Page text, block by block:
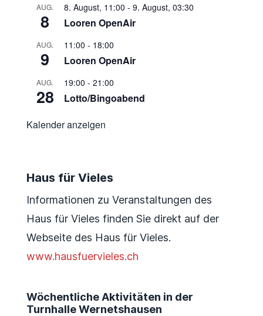
AUG.
8
8. August, 11:00 - 9. August, 03:30
Looren OpenAir
AUG.
9
11:00 - 18:00
Looren OpenAir
AUG.
28
19:00 - 21:00
Lotto/Bingoabend
Kalender anzeigen
Haus für Vieles
Informationen zu Veranstaltungen des
Haus für Vieles finden Sie direkt auf der
Webseite des Haus für Vieles.
www.hausfuervieles.ch
Wöchentliche Aktivitäten in der
Turnhalle Wernetshausen